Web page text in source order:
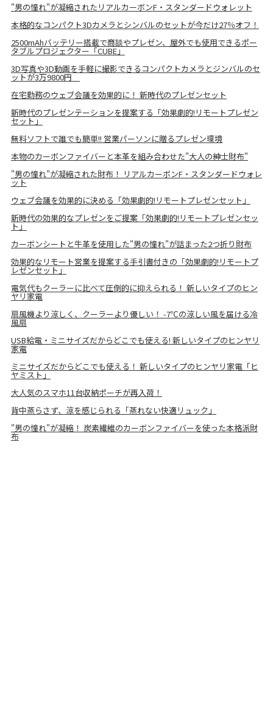
"男の憧れ"が凝縮されたリアルカーボンF・スタンダードウォレット
本格的なコンパクト3Dカメラとシンバルのセットが今だけ27％オフ！
2500mAhバッテリー搭載で商談やプレゼン、屋外でも使用できるポー
タブルプロジェクター「CUBE」
3D写真や3D動画を手軽に撮影できるコンパクトカメラとジンバルのセ
ットが3万9800円
在宅勤務のウェブ会議を効果的に！ 新時代のプレゼンセット
新時代のプレゼンテーションを提案する「効果劇的!リモートプレゼン
セット」
無料ソフトで誰でも簡単!! 営業パーソンに贈るプレゼン環境
本物のカーボンファイバーと本革を組み合わせた"大人の紳士財布"
"男の憧れ"が凝縮された財布！ リアルカーボンF・スタンダードウォレ
ット
ウェブ会議を効果的に決める「効果劇的!リモートプレゼンセット」
新時代の効果的なプレゼンをご提案「効果劇的!リモートプレゼンセッ
ト」
カーボンシートと牛革を使用した"男の憧れ"が詰まった2つ折り財布
効果的なリモート営業を提案する手引書付きの「効果劇的!リモートプ
レゼンセット」
電気代もクーラーに比べて圧倒的に抑えられる！ 新しいタイプのヒン
ヤリ家電
扇風機より涼しく、クーラーより優しい！ -7℃の涼しい風を届ける冷
風扇
USB給電・ミニサイズだからどこでも使える! 新しいタイプのヒンヤリ
家電
ミニサイズだからどこでも使える！ 新しいタイプのヒンヤリ家電「ヒ
ヤミスト」
大人気のスマホ11台収納ポーチが再入荷！
背中蒸らさず、涼を感じられる「蒸れない快適リュック」
"男の憧れ"が凝縮！ 炭素繊維のカーボンファイバーを使った本格派財
布